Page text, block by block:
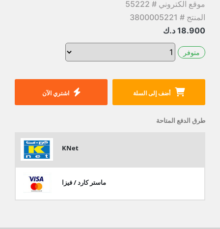
موقع الكتروني # 55222
المنتج # 3800005221
18.900 د.ك
متوفر
أضف إلى السلة اشتري الآن
طرق الدفع المتاحة
KNet
ماستر كارد / فيزا